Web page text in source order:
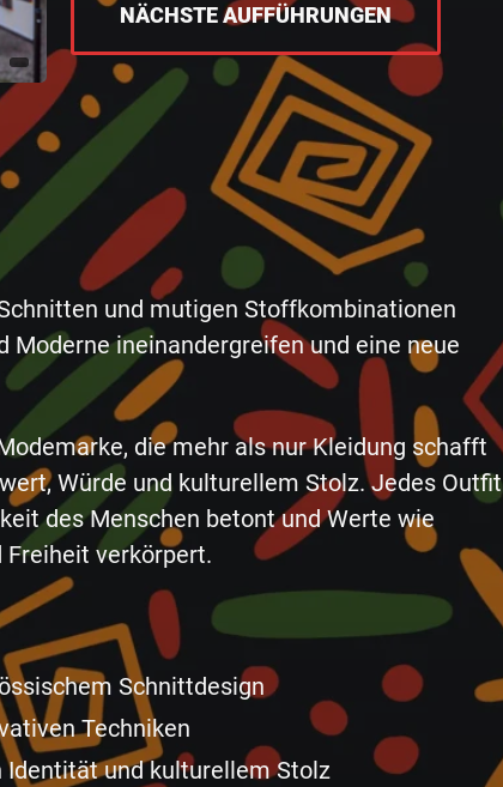
NÄCHSTE AUFFÜHRUNGEN
und mutigen Stoffkombinationen
Moderne ineinandergreifen und eine neue
die mehr als nur Kleidung schafft
Würde und kulturellem Stolz. Jedes Outfit
des Menschen betont und Werte wie
Freiheit verkörpert.
Schnittdesign
Techniken
Identität und kulturellem Stolz